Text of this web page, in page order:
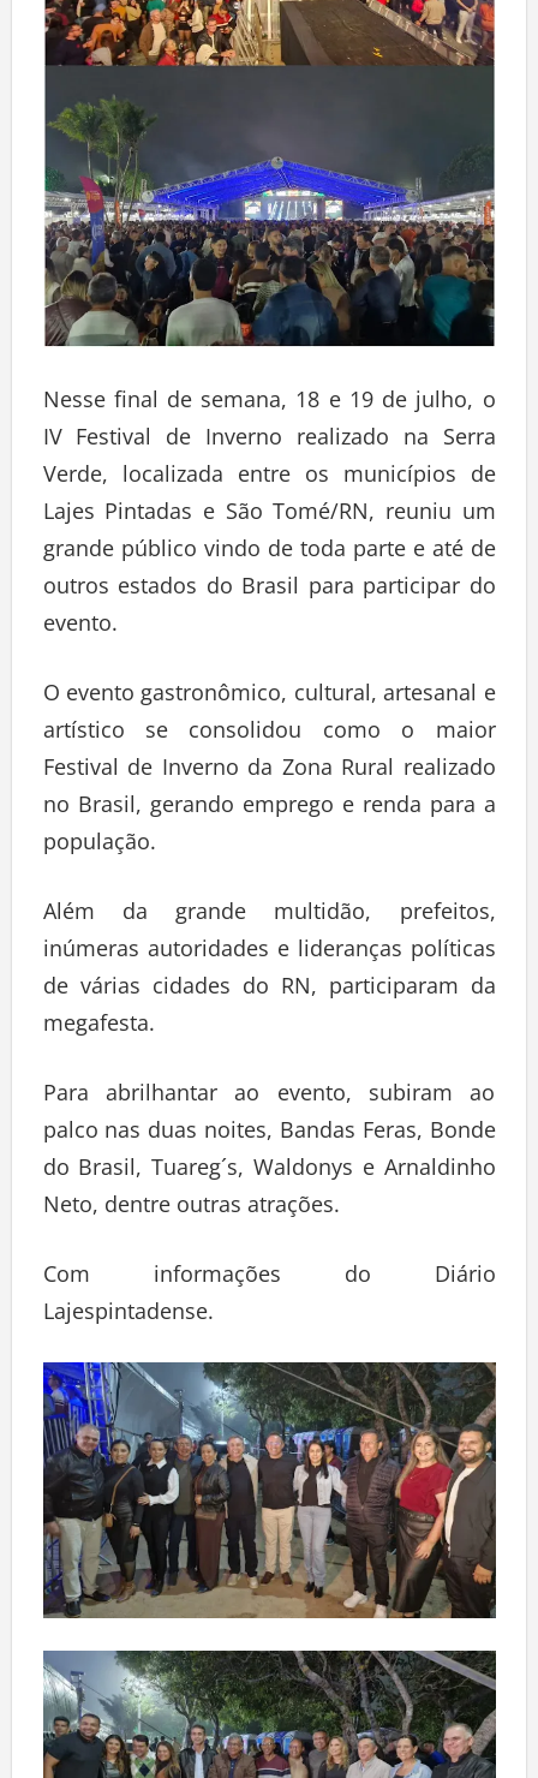
Nesse final de semana, 18 e 19 de julho, o
IV Festival de Inverno realizado na Serra
Verde, localizada entre os municípios de
Lajes Pintadas e São Tomé/RN, reuniu um
grande público vindo de toda parte e até de
outros estados do Brasil para participar do
evento.
O evento gastronômico, cultural, artesanal e
artístico se consolidou como o maior
Festival de Inverno da Zona Rural realizado
no Brasil, gerando emprego e renda para a
população.
Além da grande multidão, prefeitos,
inúmeras autoridades e lideranças políticas
de várias cidades do RN, participaram da
megafesta.
Para abrilhantar ao evento, subiram ao
palco nas duas noites, Bandas Feras, Bonde
do Brasil, Tuareg´s, Waldonys e Arnaldinho
Neto, dentre outras atrações.
Com informações do Diário
Lajespintadense.